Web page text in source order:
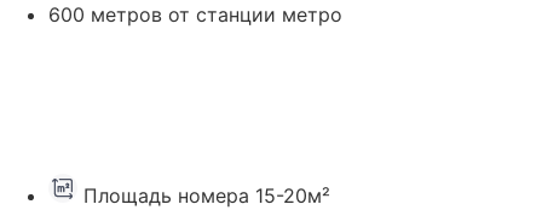
600 метров от станции метро
Площадь номера 15-20м²